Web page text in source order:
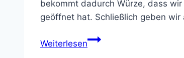
bekommt dadurch Würze, dass
geöffnet hat. Schließlich geben
WeiterlesenMálaga